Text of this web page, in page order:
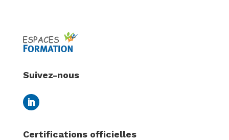
Suivez-nous
Certifications officielles